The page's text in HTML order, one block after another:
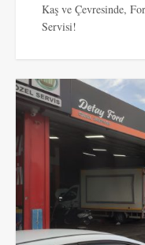
Kaş ve Çevresinde,
Servisi!